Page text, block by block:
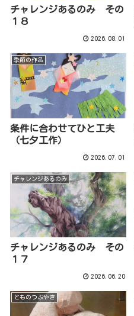
チャレンジあるのみ その
１８
2026.08.01
季節の作品
条件に合わせてひと工夫
（七夕工作）
2026.07.01
チャレンジあるのみ
チャレンジあるのみ その
１７
2026.06.20
とものつぶやき